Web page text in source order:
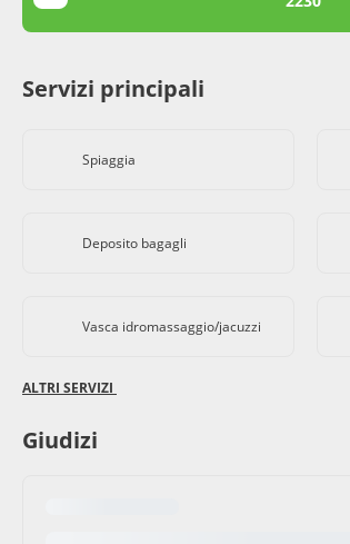
Servizi principali
Spiaggia
Deposito bagagli
Vasca idromassaggio/jacuzzi
ALTRI SERVIZI
Giudizi